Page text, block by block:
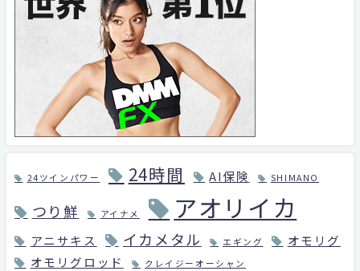
24ツインパワー 24時間 AI保険 SHIMANO
つり鮮 アイナメ アオリイカ
アニサキス イカメタル エギング
オモリグ
オモリグロッド
クレイジーオーシャン